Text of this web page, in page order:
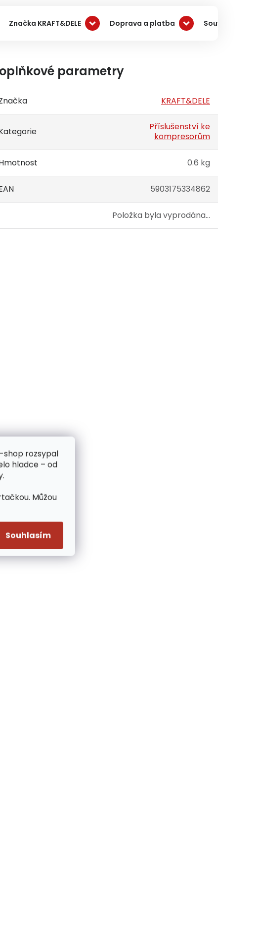
shop rozsypal
hladce – od
Můžou
Souhlasím
Značka KRAFT&DELE Doprava a platba Související
parametry
KRAFT&DELE
Příslušenství ke
kompresorům
0.6 kg
5903175334862
Položka byla vyprodána…